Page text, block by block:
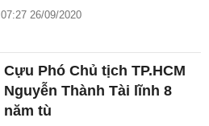
07:27 26/09/2020
Cựu Phó Chủ tịch TP.HCM
Nguyễn Thành Tài lĩnh 8
năm tù